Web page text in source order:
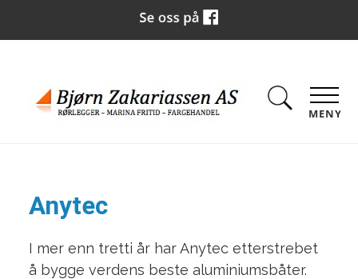
MENY
Anytec
I mer enn tretti år har Anytec etterstrebet
å bygge verdens beste aluminiumsbåter.